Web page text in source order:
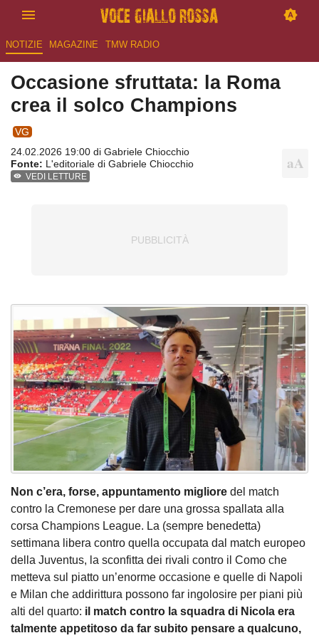
NOTIZIE MAGAZINE TMW RADIO
Occasione sfruttata: la Roma
crea il solco Champions
VG
24.02.2026 19:00 di Gabriele Chiocchio
Fonte: L'editoriale di Gabriele Chiocchio
VEDI LETTURE
Non c’era, forse, appuntamento migliore del match
contro la Cremonese per dare una grossa spallata alla
corsa Champions League. La (sempre benedetta)
settimana libera contro quella occupata dal match europeo
della Juventus, la sconfitta dei rivali contro il Como che
metteva sul piatto un’enorme occasione e quelle di Napoli
e Milan che addirittura possono far ingolosire per piani più
alti del quarto: il match contro la squadra di Nicola era
talmente appetitoso da far subito pensare a qualcuno,